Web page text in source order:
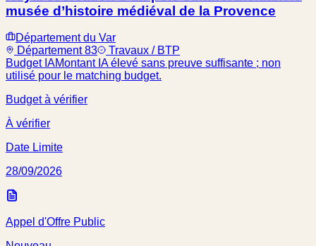
musée d’histoire médiéval de la Provence
Département du Var
Département 83
Travaux / BTP
Budget IAMontant IA élevé sans preuve suffisante ; non
utilisé pour le matching budget.
Budget à vérifier
À vérifier
Date Limite
28/09/2026
Appel d'Offre Public